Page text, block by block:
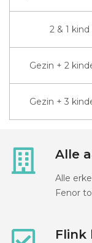
2 & 1 kind
Gezin + 2
Gezin + 3
Alle
Alle
Fenor
Flink